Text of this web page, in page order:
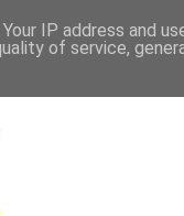
IP address and
of service,